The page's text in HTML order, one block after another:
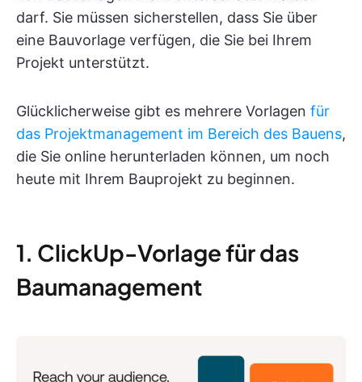
darf. Sie müssen sicherstellen, dass Sie über
eine Bauvorlage verfügen, die Sie bei Ihrem
Projekt unterstützt.
Glücklicherweise gibt es mehrere Vorlagen für
das Projektmanagement im Bereich des Bauens,
die Sie online herunterladen können, um noch
heute mit Ihrem Bauprojekt zu beginnen.
1. ClickUp-Vorlage für das
Baumanagement